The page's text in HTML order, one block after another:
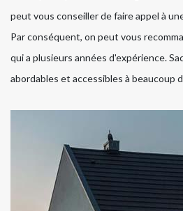
peut vous conseiller de faire appel à
Par conséquent, on peut vous
qui a plusieurs années d'expérience.
abordables et accessibles à beaucoup